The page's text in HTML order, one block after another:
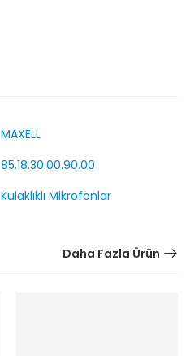
MAXELL
85.18.30.00.90.00
Kulaklıklı Mikrofonlar
Daha Fazla Ürün